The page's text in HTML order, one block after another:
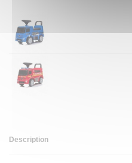
Description